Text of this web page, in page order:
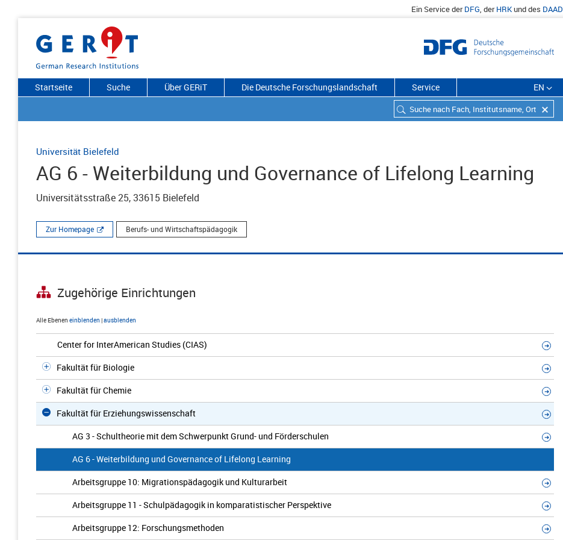
Ein Service derDFG, derHRKund des DAAD
Startseite Suche Über GERiT Die Deutsche Forschungslandschaft Service EN
Universität Bielefeld
AG 6 - Weiterbildung und Governance of Lifelong Learning
Universitätsstraße 25, 33615 Bielefeld
Zur Homepage Berufs- und Wirtschaftspädagogik
Zugehörige Einrichtungen
Alle Ebenen einblenden |ausblenden
Center for InterAmerican Studies (CIAS)
Fakultät für Biologie
Fakultät für Chemie
Fakultät für Erziehungswissenschaft
AG 3 - Schultheorie mit dem Schwerpunkt Grund- und Förderschulen
AG 6 - Weiterbildung und Governance of Lifelong Learning
Arbeitsgruppe 10: Migrationspädagogik und Kulturarbeit
Arbeitsgruppe 11 - Schulpädagogik in komparatistischer Perspektive
Arbeitsgruppe 12: Forschungsmethoden